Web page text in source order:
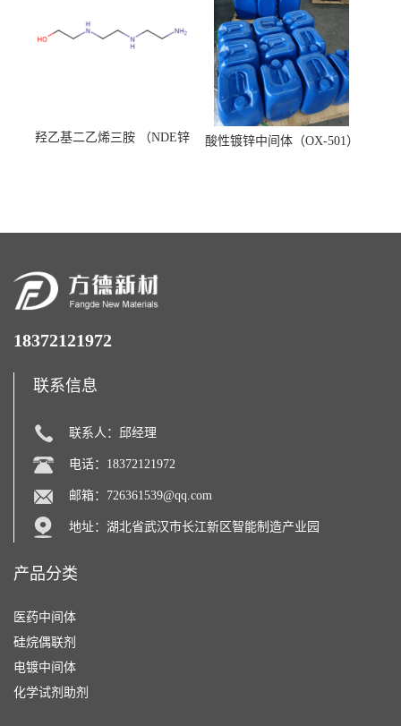
羟乙基二乙烯三胺 （NDE锌
酸性镀锌中间体（OX-501）
18372121972
联系信息
联系人：邱经理
电话：18372121972
邮箱： 726361539@qq.com
地址：湖北省武汉市长江新区智能制造产业园
产品分类
医药中间体
硅烷偶联剂
电镀中间体
化学试剂助剂